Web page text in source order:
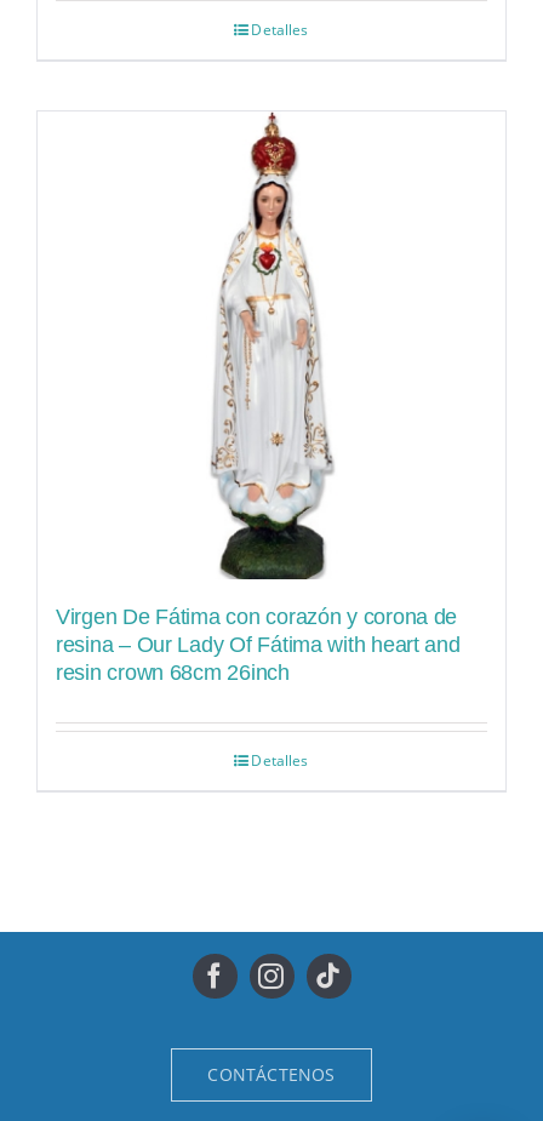
Detalles
Virgen De Fátima con corazón y corona de
resina – Our Lady Of Fátima with heart and
resin crown 68cm 26inch
Detalles
CONTÁCTENOS